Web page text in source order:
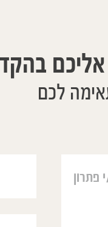
לכם
עזר לנו בהרבה דברים.